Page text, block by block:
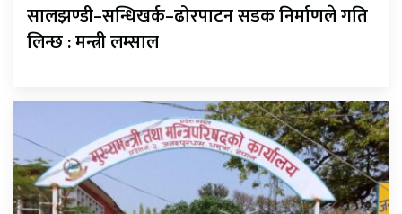
सालझण्डी–सन्धिखर्क–ढोरपाटन सडक निर्माणले गति
लिन्छ : मन्त्री लम्साल